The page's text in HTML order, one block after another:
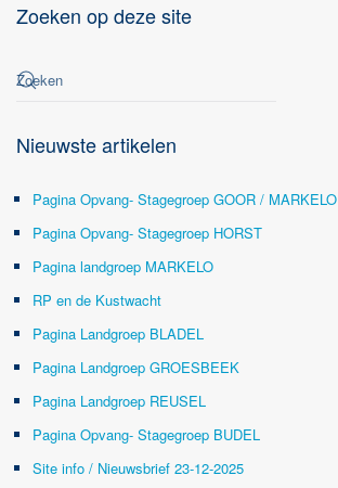
Zoeken op deze site
Nieuwste artikelen
Pagina Opvang- Stagegroep GOOR / MARKELO
Pagina Opvang- Stagegroep HORST
Pagina landgroep MARKELO
RP en de Kustwacht
Pagina Landgroep BLADEL
Pagina Landgroep GROESBEEK
Pagina Landgroep REUSEL
Pagina Opvang- Stagegroep BUDEL
Site info / Nieuwsbrief 23-12-2025